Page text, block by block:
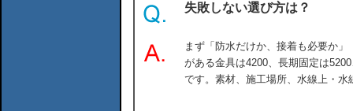
失敗しない選び方は？
まず「防水だけか、接着も必要か
がある金具は4200、長期固定は
です。素材、施工場所、水線上・